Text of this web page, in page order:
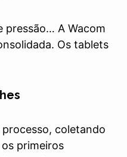
pressão… A Wacom
Os tablets
coletando
primeiros